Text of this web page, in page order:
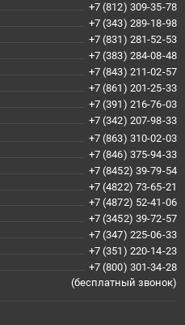
+7 (812) 309-35-78
+7 (343) 289-18-98
+7 (831) 281-52-53
+7 (383) 284-08-48
+7 (843) 211-02-57
+7 (861) 201-25-33
+7 (391) 216-76-03
+7 (342) 207-98-33
+7 (863) 310-02-03
+7 (846) 375-94-33
+7 (8452) 39-79-54
+7 (4822) 73-65-21
+7 (4872) 52-41-06
+7 (3452) 39-72-57
+7 (347) 225-06-33
+7 (351) 220-14-23
+7 (800) 301-34-28
(бесплатный звонок)